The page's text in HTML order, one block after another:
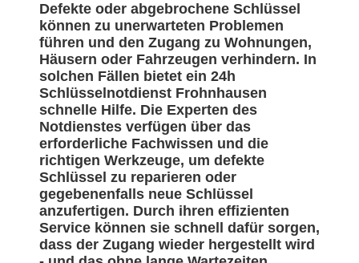
Defekte oder abgebrochene Schlüssel
können zu unerwarteten Problemen
führen und den Zugang zu Wohnungen,
Häusern oder Fahrzeugen verhindern. In
solchen Fällen bietet ein 24h
Schlüsselnotdienst Frohnhausen
schnelle Hilfe. Die Experten des
Notdienstes verfügen über das
erforderliche Fachwissen und die
richtigen Werkzeuge, um defekte
Schlüssel zu reparieren oder
gegebenenfalls neue Schlüssel
anzufertigen. Durch ihren effizienten
Service können sie schnell dafür sorgen,
dass der Zugang wieder hergestellt wird